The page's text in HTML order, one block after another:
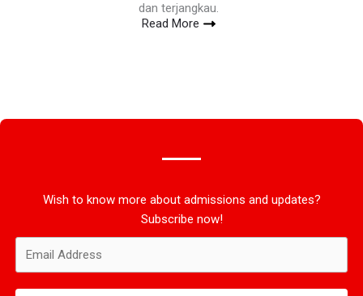
dan terjangkau.
Read More
Wish to know more about admissions and updates?
Subscribe now!